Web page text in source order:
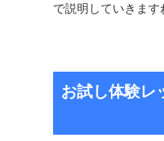
で説明していきます
お試し体験レ